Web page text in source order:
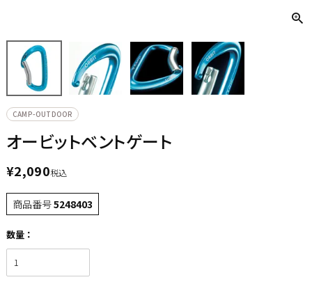
CAMP-OUTDOOR
オービットベントゲート
¥2,090税込
商品番号5248403